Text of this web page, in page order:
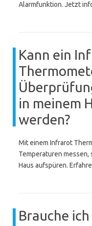
Alarmfunktion. Jetzt
Kann ein
in meinem
werden?
Mit einem Infrarot
Temperaturen messen,
Haus aufspüren.
Brauche